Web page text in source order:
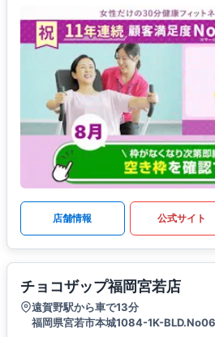
店舗情報 公式サイト
チョコザップ福岡宮若店
遠賀野駅から車で13分
福岡県宮若市本城1084-1K-